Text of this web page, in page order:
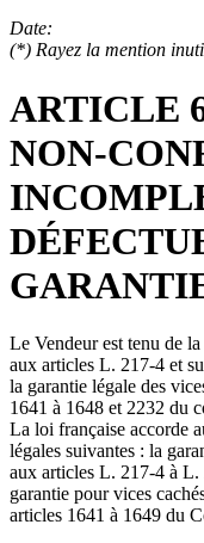
Date:
(*) Rayez la mention
ARTICLE
NON-
Le Vendeur est tenu de
aux articles L. 217-4 et
la garantie légale des
1641 à 1648 et 2232 du
La loi française accorde
légales suivantes : la
aux articles L. 217-4 à L.
garantie pour vices
articles 1641 à 1649 du